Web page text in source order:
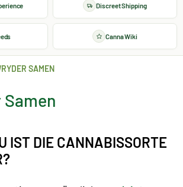
Discreet Shipping
Canna Wiki
SAMEN
IST DIE CANNABISSORTE